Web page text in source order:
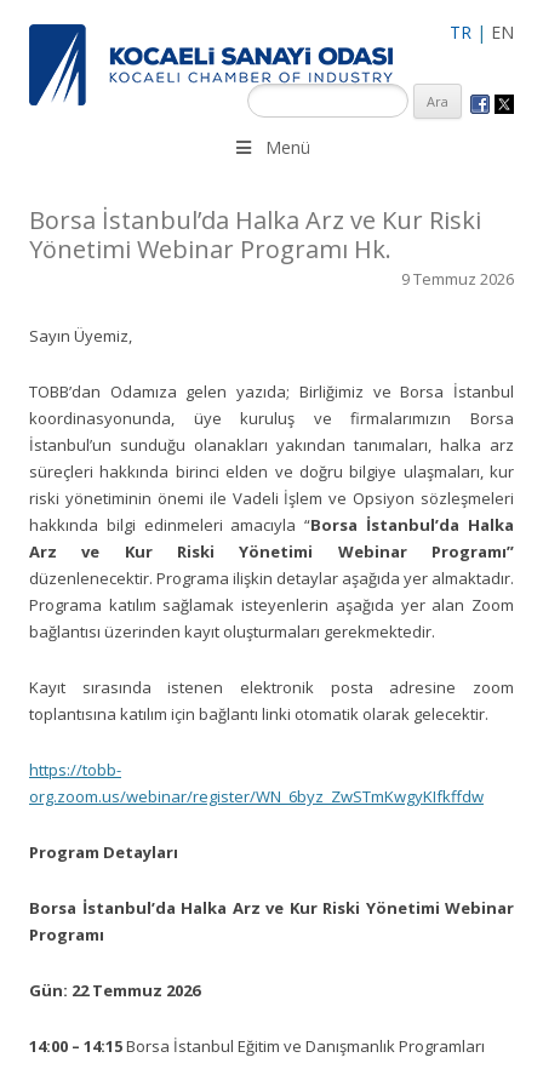
TR | EN
KSO 3500’ü aşkın sanayi kuruluşuna uzman çalışanları ile İzmit
Merkez, Çayırova, Dilovası, Gebze ve İMES OSB’deki ofisleri ile
Menü
Borsa İstanbul’da Halka Arz ve Kur Riski
Yönetimi Webinar Programı Hk.
9 Temmuz 2026
Sayın Üyemiz,
TOBB’dan Odamıza gelen yazıda; Birliğimiz ve Borsa İstanbul
koordinasyonunda, üye kuruluş ve firmalarımızın Borsa
İstanbul’un sunduğu olanakları yakından tanımaları, halka arz
süreçleri hakkında birinci elden ve doğru bilgiye ulaşmaları, kur
riski yönetiminin önemi ile Vadeli İşlem ve Opsiyon sözleşmeleri
hakkında bilgi edinmeleri amacıyla “Borsa İstanbul’da Halka
Arz ve Kur Riski Yönetimi Webinar Programı”
düzenlenecektir. Programa ilişkin detaylar aşağıda yer almaktadır.
Programa katılım sağlamak isteyenlerin aşağıda yer alan Zoom
bağlantısı üzerinden kayıt oluşturmaları gerekmektedir.
Kayıt sırasında istenen elektronik posta adresine zoom
toplantısına katılım için bağlantı linki otomatik olarak gelecektir.
https://tobb-
org.zoom.us/webinar/register/WN_6byz_ZwSTmKwgyKIfkffdw
Program Detayları
Borsa İstanbul’da Halka Arz ve Kur Riski Yönetimi Webinar
Programı
Gün: 22 Temmuz 2026
14:00 – 14:15Borsa İstanbul Eğitim ve Danışmanlık Programları